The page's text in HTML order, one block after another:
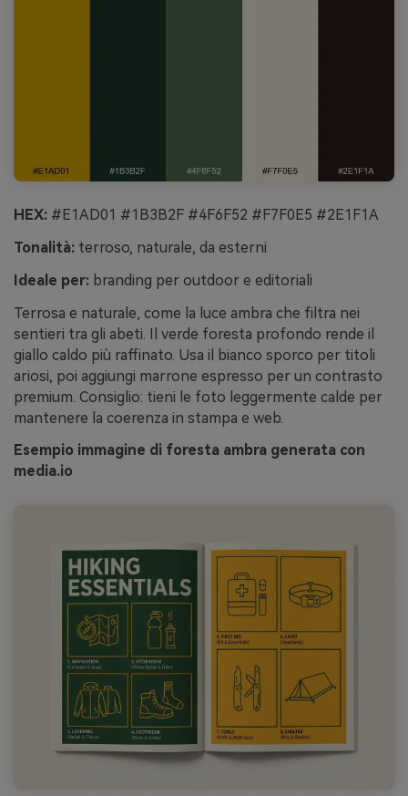
HEX: #E1AD01 #1B3B2F #4F6F52 #F7F0E5 #2E1F1A
Tonalità: terroso, naturale, da esterni
Ideale per: branding per outdoor e editoriali
Terrosa e naturale, come la luce ambra che filtra nei
sentieri tra gli abeti. Il verde foresta profondo rende il
giallo caldo più raffinato. Usa il bianco sporco per titoli
ariosi, poi aggiungi marrone espresso per un contrasto
premium. Consiglio: tieni le foto leggermente calde per
mantenere la coerenza in stampa e web.
Esempio immagine di foresta ambra generata con
media.io